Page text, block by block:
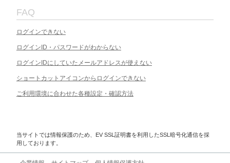
FAQ
ログインできない
ログインID・パスワードがわからない
ログインIDにしていたメールアドレスが使えない
ショートカットアイコンからログインできない
ご利用環境に合わせた各種設定・確認方法
当サイトでは情報保護のため、EV SSL証明書を利用したSSL暗号化通信を採
用しております。